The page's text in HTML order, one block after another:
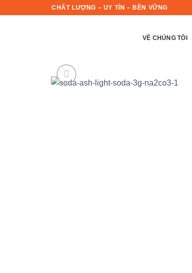
CHẤT LƯỢNG – UY TÍN – BỀN VỮNG
VỀ CHÚNG TÔI